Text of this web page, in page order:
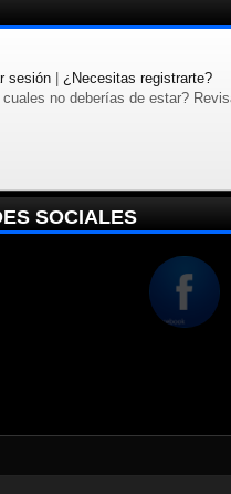
sesión
¿Necesitas registrarte?
no deberías de estar?
SOCIALES